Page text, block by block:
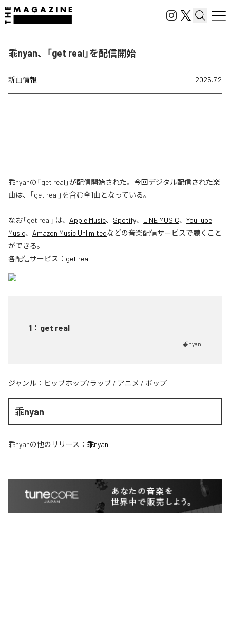
乖nyan、「get real」を配信開始
新曲情報 2025.7.2
乖nyanの「get real」が配信開始された。今回デジタル配信された楽
曲は、「get real」を含む全1曲となっている。
なお「get real 」は、 Apple Music、 Spotify、 LINE MUSIC、 YouTube
Music、 Amazon Music Unlimitedなどの音楽配信サービスで聴くこと
ができる。
各配信サービス： get real
1 ： get real
乖nyan
ジャンル： ヒップホップ/ラップ / アニメ / ポップ
乖nyan
乖nyanの他のリリース： 乖nyan